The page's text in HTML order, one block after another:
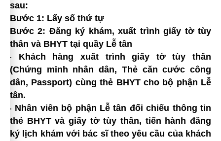
sau:
Bước 1: Lấy số thứ tự
Bước 2: Đăng ký khám, xuất trình giấy tờ tùy
thân và BHYT tại quầy Lễ tân
·
Khách hàng xuất trình giấy tờ tùy thân
(Chứng minh nhân dân, Thẻ căn cước công
dân, Passport) cùng thẻ BHYT cho bộ phận Lễ
tân.
· Nhân viên bộ phận Lễ tân đối chiếu thông tin
thẻ BHYT và giấy tờ tùy thân, tiến hành đăng
ký lịch khám với bác sĩ theo yêu cầu của khách